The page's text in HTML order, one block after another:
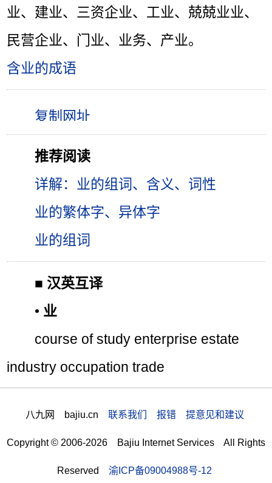
业、建业、三资企业、工业、兢兢业业、
民营企业、门业、业务、产业。
含业的成语
推荐阅读
详解：业的组词、含义、词性
业的繁体字、异体字
业的组词
■ 汉英互译
• 业
course of study enterprise estate
industry occupation trade
八九网 bajiu.cn 联系我们 报错 提意见和建议
Copyright © 2006-2026 Bajiu Internet Services All Rights
Reserved 渝ICP备09004988号-12